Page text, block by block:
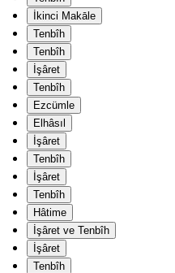
İkinci Makāle
Tenbîh
Tenbîh
İşâret
Tenbîh
Ezcümle
Elhâsıl
İşâret
Tenbîh
İşâret
Tenbîh
Hâtime
İşâret ve Tenbîh
İşâret
Tenbîh